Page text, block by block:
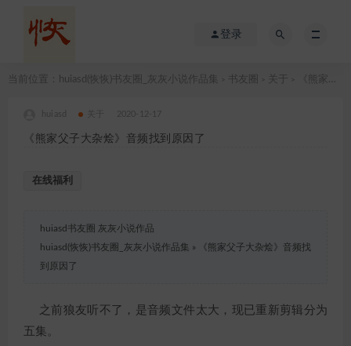
登录
当前位置： huiasd(恢恢)书友圈_灰灰小说作品集 书友圈 关于 《熊家父子大杂烩》音频找到原因了
2020-12-17
《熊家父子大杂烩》音频找到原因了
在线福利
huiasd书友圈 灰灰小说作品
huiasd(恢恢)书友圈_灰灰小说作品集 »
《熊家父子大杂烩》音频找
到原因了
之前狼友听不了，是音频文件太大，现已重新剪辑分为
五集。